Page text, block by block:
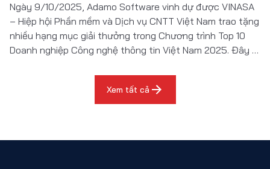
Ngày 9/10/2025, Adamo Software vinh dự được VINASA
– Hiệp hội Phần mềm và Dịch vụ CNTT Việt Nam trao tặng
nhiều hạng mục giải thưởng trong Chương trình Top 10
Doanh nghiệp Công nghệ thông tin Việt Nam 2025. Đây là
Xem tất cả